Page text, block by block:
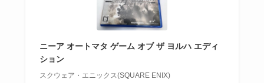
ニーア オートマタ ゲーム オブ ザ ヨルハ エディ
ション
スクウェア・エニックス(SQUARE ENIX)